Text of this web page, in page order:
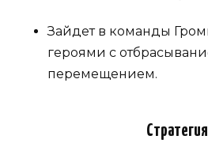
Зайдет в команды
героями с
перемещением.
Стратегия